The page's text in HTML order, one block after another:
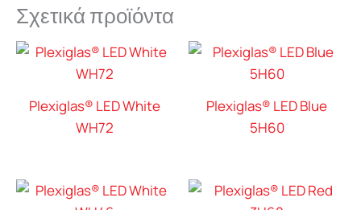
Σχετικά προϊόντα
Plexiglas® LED White
WH72
Plexiglas® LED Blue
5H60